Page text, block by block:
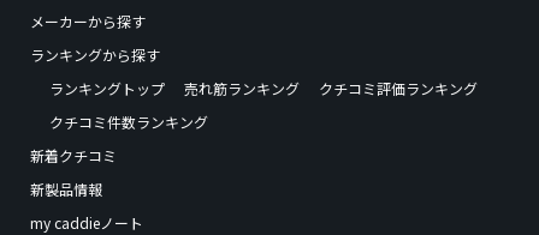
メーカーから探す
ランキングから探す
ランキングトップ
売れ筋ランキング
クチコミ評価ランキング
クチコミ件数ランキング
新着クチコミ
新製品情報
my caddieノート